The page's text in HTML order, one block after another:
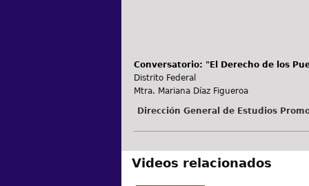
Conversatorio: "El Derecho de los
Distrito Federal
Mtra. Mariana Díaz Figueroa
Dirección General de Estudios
Videos relacionados